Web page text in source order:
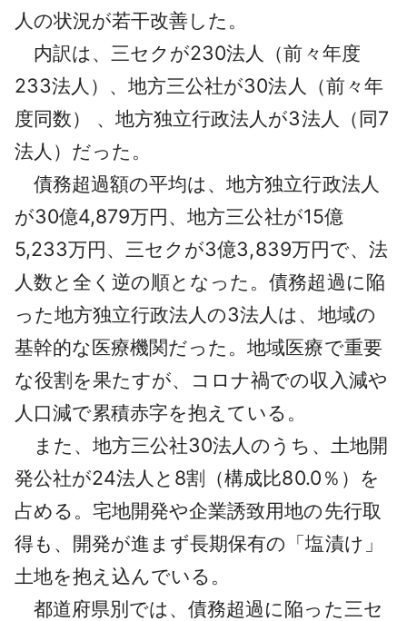
人の状況が若干改善した。
内訳は、三セクが230法人（前々年度
233法人）、地方三公社が30法人（前々年
度同数） 、地方独立行政法人が3法人（同7
法人）だった。
債務超過額の平均は、地方独立行政法人
が30億4,879万円、地方三公社が15億
5,233万円、三セクが3億3,839万円で、法
人数と全く逆の順となった。債務超過に陥
った地方独立行政法人の3法人は、地域の
基幹的な医療機関だった。地域医療で重要
な役割を果たすが、コロナ禍での収入減や
人口減で累積赤字を抱えている。
また、地方三公社30法人のうち、土地開
発公社が24法人と8割（構成比80.0％）を
占める。宅地開発や企業誘致用地の先行取
得も、開発が進まず長期保有の「塩漬け」
土地を抱え込んでいる。
都道府県別では、債務超過に陥った三セ